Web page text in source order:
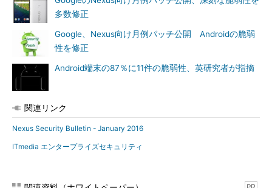
多数修正
Google、Nexus向け月例パッチ公開 Androidの脆弱
性を修正
Android端末の87％に11件の脆弱性、英研究者が指摘
関連リンク
Nexus Security Bulletin - January 2016
ITmedia エンタープライズセキュリティ